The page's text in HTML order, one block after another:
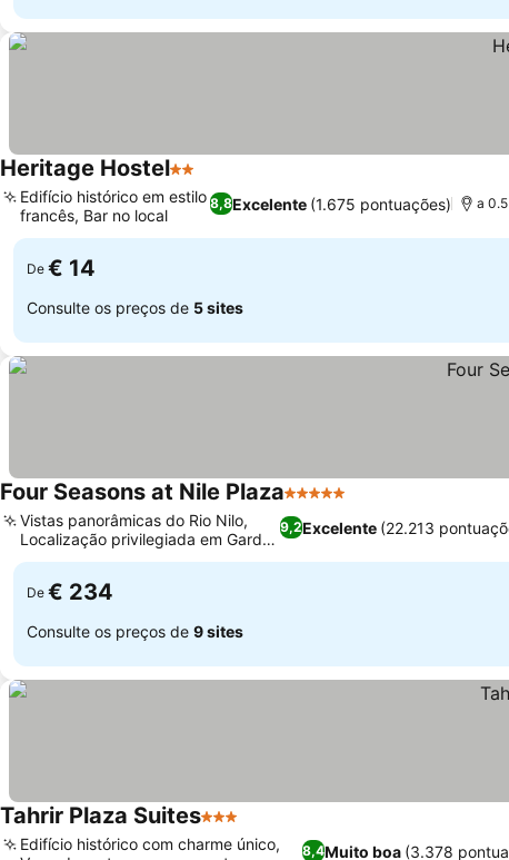
Heritage Hostel2 Estrelas
8,8Excelente (1.675 pontuações)
Edifício histórico em estilo
francês, Bar no local
a
De € 14
Consulte os preços de 5 sites
Four Seasons at Nile Plaza5 Estrelas
9,2Excelente (22.213
Vistas panorâmicas do Rio Nilo,
Localização privilegiada em Garden
City
De € 234
Consulte os preços de 9 sites
Tahrir Plaza Suites3 Estrelas
8,4Muito boa (3.378
Edifício histórico com charme único,